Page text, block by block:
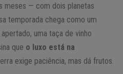
meses — com dois planetas
temporada chega como um
uma taça de vinho
que o luxo está na
exige paciência, mas dá frutos.